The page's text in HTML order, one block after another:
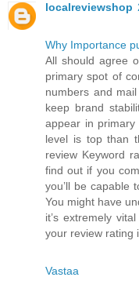
localreviewshop
Why Importance
All should agree
primary spot of
numbers and
keep brand
appear in primary
level is top than
review Keyword
find out if you
you’ll be capable
You might have
it’s extremely
your review rating
Vastaa